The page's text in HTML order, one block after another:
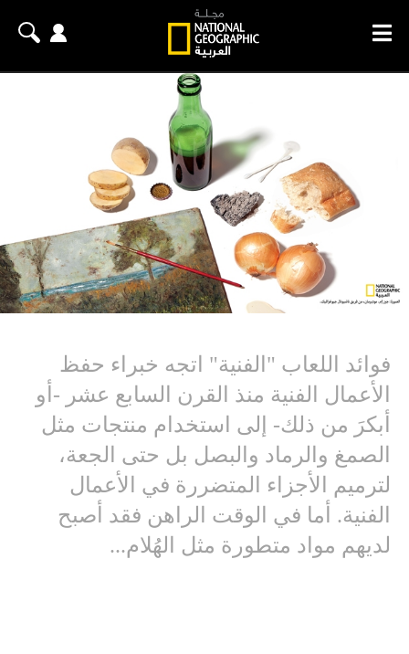
فوائد اللعاب "الفنية" اتجه خبراء حفظ
الأعمال الفنية منذ القرن السابع عشر -أو
أبكرَ من ذلك- إلى استخدام منتجات مثل
الصمغ والرماد والبصل بل حتى الجعة،
لترميم الأجزاء المتضررة في الأعمال
الفنية. أما في الوقت الراهن فقد أصبح
لديهم مواد متطورة مثل الهُلام...